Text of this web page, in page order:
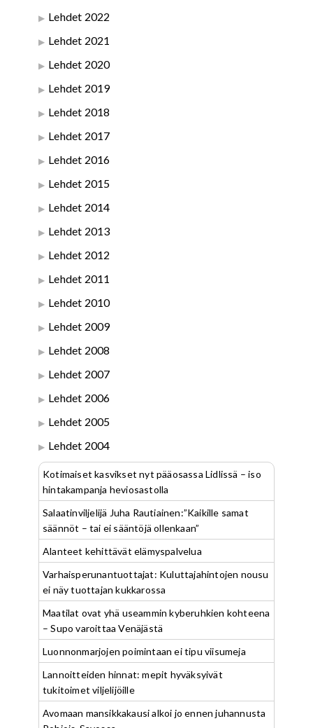
Lehdet 2022
Lehdet 2021
Lehdet 2020
Lehdet 2019
Lehdet 2018
Lehdet 2017
Lehdet 2016
Lehdet 2015
Lehdet 2014
Lehdet 2013
Lehdet 2012
Lehdet 2011
Lehdet 2010
Lehdet 2009
Lehdet 2008
Lehdet 2007
Lehdet 2006
Lehdet 2005
Lehdet 2004
Kotimaiset kasvikset nyt pääosassa Lidlissä – iso
hintakampanja heviosastolla
Salaatinviljelijä Juha Rautiainen:”Kaikille samat
säännöt – tai ei sääntöjä ollenkaan”
Alanteet kehittävät elämyspalvelua
Varhaisperunantuottajat: Kuluttajahintojen nousu
ei näy tuottajan kukkarossa
Maatilat ovat yhä useammin kyberuhkien kohteena
– Supo varoittaa Venäjästä
Luonnonmarjojen poimintaan ei tipu viisumeja
Lannoitteiden hinnat: mepit hyväksyivät
tukitoimet viljelijöille
Avomaan mansikkakausi alkoi jo ennen juhannusta